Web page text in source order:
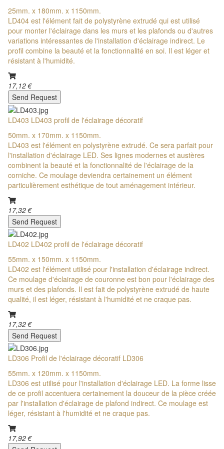
25mm. x 180mm. x 1150mm.
LD404 est l'élément fait de polystyrène extrudé qui est utilisé
pour monter l'éclairage dans les murs et les plafonds ou d'autres
variations intéressantes de l'installation d'éclairage indirect. Le
profil combine la beauté et la fonctionnalité en soi. Il est léger et
résistant à l'humidité.
17,12 €
Send Request
LD403 LD403 profil de l'éclairage décoratif
50mm. x 170mm. x 1150mm.
LD403 est l'élément en polystyrène extrudé. Ce sera parfait pour
l'installation d'éclairage LED. Ses lignes modernes et austères
combinent la beauté et la fonctionnalité de l'éclairage de la
corniche. Ce moulage deviendra certainement un élément
particulièrement esthétique de tout aménagement intérieur.
17,32 €
Send Request
LD402 LD402 profil de l'éclairage décoratif
55mm. x 150mm. x 1150mm.
LD402 est l'élément utilisé pour l'installation d'éclairage indirect.
Ce moulage d'éclairage de couronne est bon pour l'éclairage des
murs et des plafonds. Il est fait de polystyrène extrudé de haute
qualité, il est léger, résistant à l'humidité et ne craque pas.
17,32 €
Send Request
LD306 Profil de l'éclairage décoratif LD306
55mm. x 120mm. x 1150mm.
LD306 est utilisé pour l'installation d'éclairage LED. La forme lisse
de ce profil accentuera certainement la douceur de la pièce créée
par l'installation d'éclairage de plafond indirect. Ce moulage est
léger, résistant à l'humidité et ne craque pas.
17,92 €